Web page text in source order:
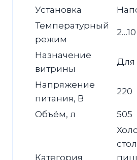
Установка
Температурный
режим
2…10
Назначение
витрины
Для
Напряжение
питания, В
220
Объём, л 505
Категория